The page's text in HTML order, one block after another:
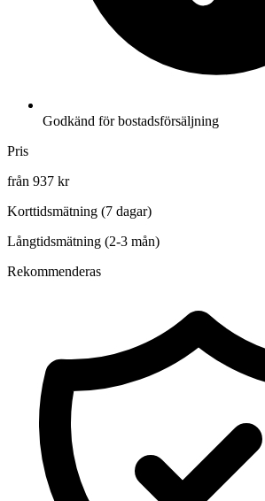
Godkänd för bostadsförsäljning
Pris
från 937 kr
Korttidsmätning (7 dagar)
Långtidsmätning (2-3 mån)
Rekommenderas